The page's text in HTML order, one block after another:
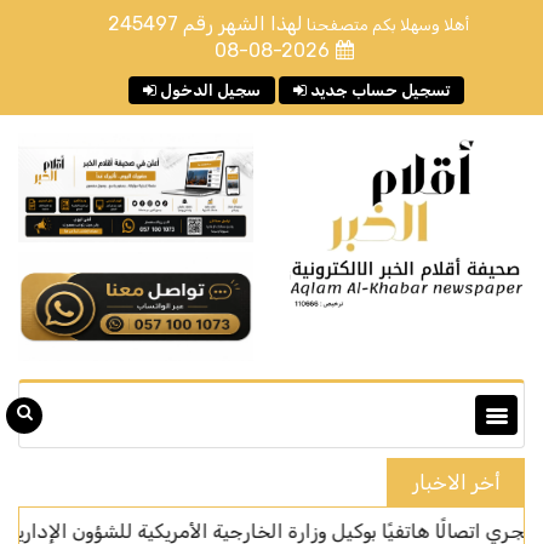
أهلا وسهلا بكم متصفحنا لهذا الشهر رقم 245497
08-08-2026
سجيل الدخول تسجيل حساب جديد
أخر الاخبار
هاتفيًا بوكيل وزارة الخارجية الأمريكية للشؤون الإدارية